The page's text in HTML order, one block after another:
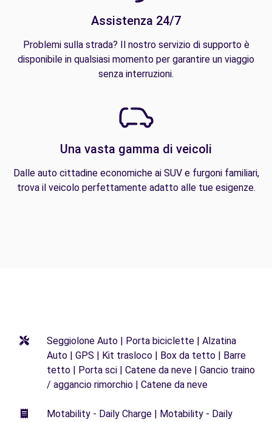
Assistenza 24/7
Problemi sulla strada? Il nostro servizio di supporto è
disponibile in qualsiasi momento per garantire un viaggio
senza interruzioni.
Una vasta gamma di veicoli
Dalle auto cittadine economiche ai SUV e furgoni familiari,
trova il veicolo perfettamente adatto alle tue esigenze.
Seggiolone Auto | Porta biciclette | Alzatina
Auto | GPS | Kit trasloco | Box da tetto | Barre
tetto | Porta sci | Catene da neve | Gancio traino
/ aggancio rimorchio | Catene da neve
Motability - Daily Charge | Motability - Daily